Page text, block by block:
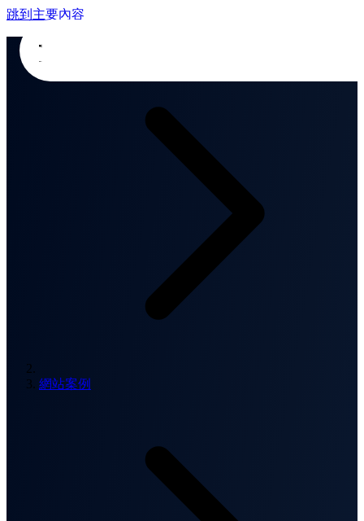
跳到主要內容
首頁
網站案例